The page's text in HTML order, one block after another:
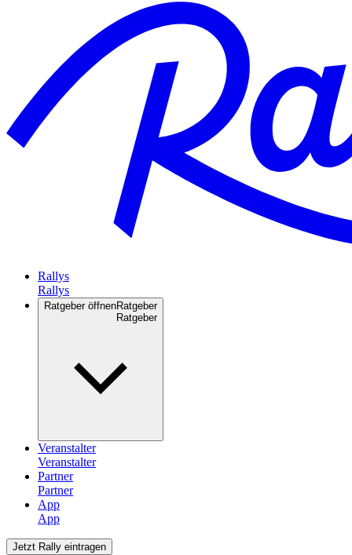
Rallys
Ratgeber öffnenRatgeber
Veranstalter
Partner
App
Jetzt Rally eintragen